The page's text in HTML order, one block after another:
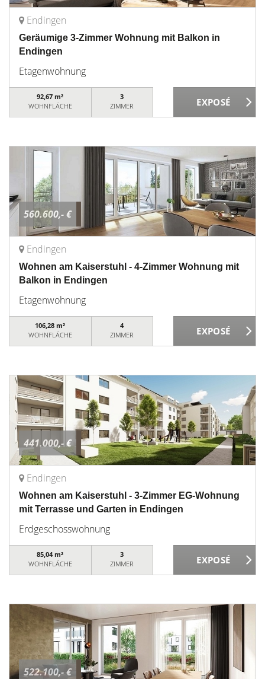
Endingen
Geräumige 3-Zimmer Wohnung mit Balkon in
Endingen
Etagenwohnung
92,67 m²
WOHNFLÄCHE
3
ZIMMER
560.600,- €
Endingen
Wohnen am Kaiserstuhl - 4-Zimmer Wohnung mit
Balkon in Endingen
Etagenwohnung
106,28 m²
WOHNFLÄCHE
4
ZIMMER
441.000,- €
Endingen
Wohnen am Kaiserstuhl - 3-Zimmer EG-Wohnung
mit Terrasse und Garten in Endingen
Erdgeschosswohnung
85,04 m²
WOHNFLÄCHE
3
ZIMMER
522.100,- €